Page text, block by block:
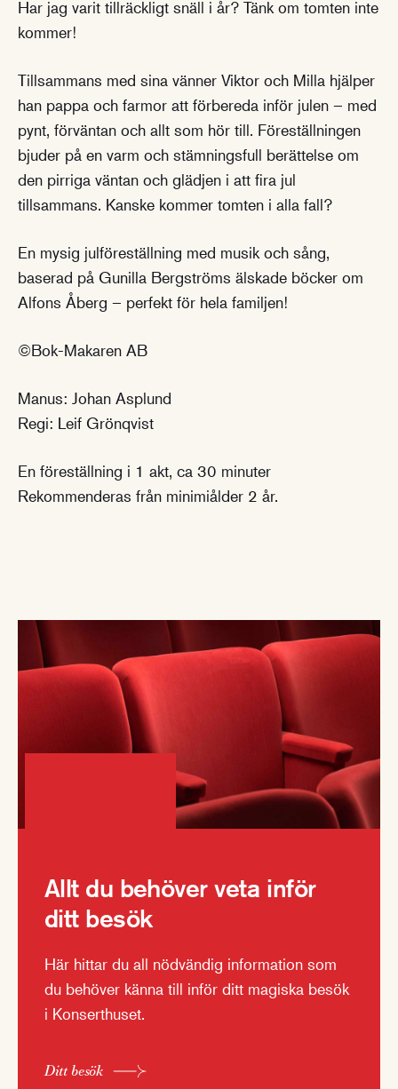
Har jag varit tillräckligt snäll i år? Tänk om tomten inte
kommer!
Tillsammans med sina vänner Viktor och Milla hjälper
han pappa och farmor att förbereda inför julen – med
pynt, förväntan och allt som hör till. Föreställningen
bjuder på en varm och stämningsfull berättelse om
den pirriga väntan och glädjen i att fira jul
tillsammans. Kanske kommer tomten i alla fall?
En mysig julföreställning med musik och sång,
baserad på Gunilla Bergströms älskade böcker om
Alfons Åberg – perfekt för hela familjen!
©Bok-Makaren AB
Manus: Johan Asplund
Regi: Leif Grönqvist
En föreställning i 1 akt, ca 30 minuter
Rekommenderas från minimiålder 2 år.
Allt du behöver veta inför
ditt besök
Här hittar du all nödvändig information som
du behöver känna till inför ditt magiska besök
i Konserthuset.
Ditt besök